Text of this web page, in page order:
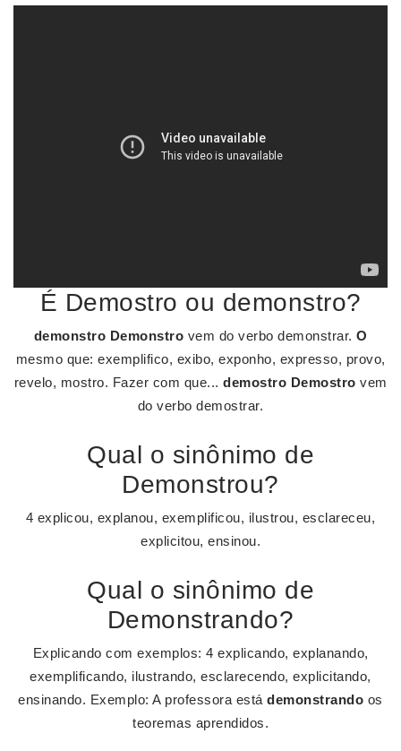
É Demostro ou demonstro?
demonstro Demonstro vem do verbo demonstrar. O
mesmo que: exemplifico, exibo, exponho, expresso, provo,
revelo, mostro. Fazer com que... demostro Demostro vem
do verbo demostrar.
Qual o sinônimo de
Demonstrou?
4 explicou, explanou, exemplificou, ilustrou, esclareceu,
explicitou, ensinou.
Qual o sinônimo de
Demonstrando?
Explicando com exemplos: 4 explicando, explanando,
exemplificando, ilustrando, esclarecendo, explicitando,
ensinando. Exemplo: A professora estádemonstrando os
teoremas aprendidos.